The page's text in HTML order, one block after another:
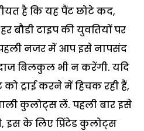
है कि यह पैंट छोटे कद,
बौडी टाइप की युवतियों पर
नजर में आप इसे नापसंद
बिलकुल भी न करेंगी. यदि
ट्राई करने में हिचक रही हैं,
कुलोट्स लें. पहली बार इसे
के लिए प्रिंटेड कुलोट्स